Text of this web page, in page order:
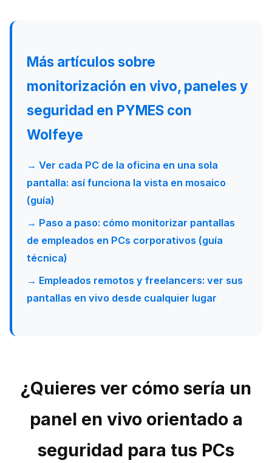
Más artículos sobre
monitorización en vivo, paneles y
seguridad en PYMES con
Wolfeye
→ Ver cada PC de la oficina en una sola
pantalla: así funciona la vista en mosaico
(guía)
→ Paso a paso: cómo monitorizar pantallas
de empleados en PCs corporativos (guía
técnica)
→ Empleados remotos y freelancers: ver sus
pantallas en vivo desde cualquier lugar
¿Quieres ver cómo sería un
panel en vivo orientado a
seguridad para tus PCs